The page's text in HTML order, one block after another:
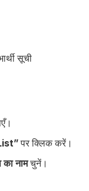
सूची
पर क्लिक करें।
का नामचुनें।